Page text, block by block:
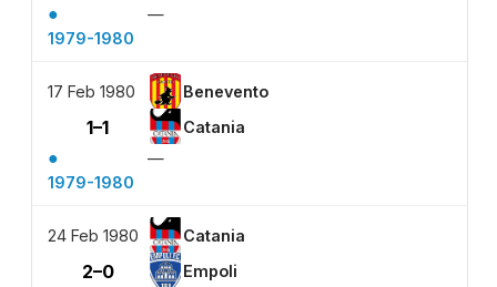
●
—
1979-1980
17 Feb 1980 Benevento
1–1 Catania
●
—
1979-1980
24 Feb 1980 Catania
2–0 Empoli